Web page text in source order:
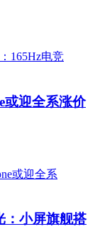
或迎全系涨价
：小屏旗舰搭